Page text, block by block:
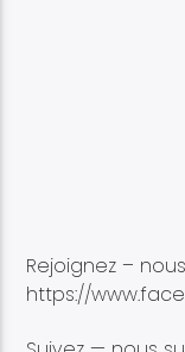
Rejoignez –
https://